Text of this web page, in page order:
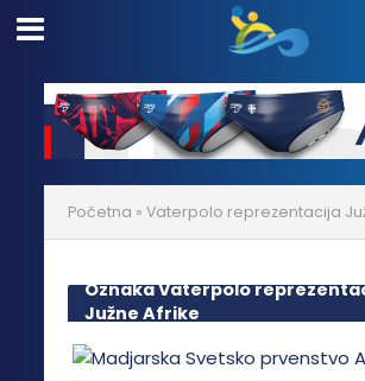
Početna » Vaterpolo reprezentacija
Oznaka Vaterpolo
Južne Afrike